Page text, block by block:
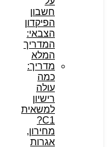
חשבון
הפיקדון
הצבאי:
המדריך
המלא
מדריך:
כמה
עולה
רישיון
למשאית
C1?
מחירון,
אגרות